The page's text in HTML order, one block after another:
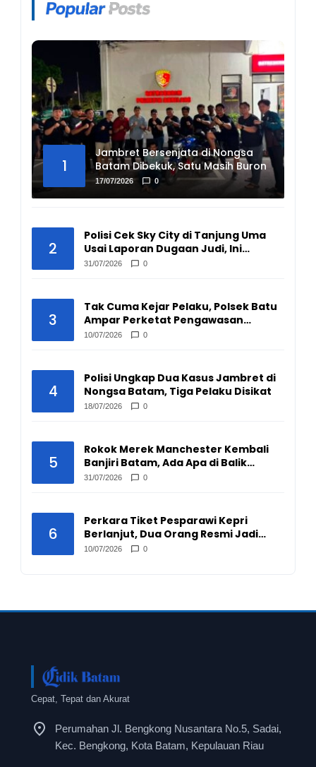
1
Jambret Bersenjata di Nongsa
Batam Dibekuk, Satu Masih Buron
17/07/2026 0
2
Polisi Cek Sky City di Tanjung Uma
Usai Laporan Dugaan Judi, Ini
Hasilnya
31/07/2026 0
3
Tak Cuma Kejar Pelaku, Polsek Batu
Ampar Perketat Pengawasan
Pengepul Barang Bekas
10/07/2026 0
4
Polisi Ungkap Dua Kasus Jambret di
Nongsa Batam, Tiga Pelaku Disikat
18/07/2026 0
5
Rokok Merek Manchester Kembali
Banjiri Batam, Ada Apa di Balik
Peredarannya?
31/07/2026 0
6
Perkara Tiket Pesparawi Kepri
Berlanjut, Dua Orang Resmi Jadi
Tersangka
10/07/2026 0
Cepat, Tepat dan Akurat
Perumahan Jl. Bengkong Nusantara No.5, Sadai,
Kec. Bengkong, Kota Batam, Kepulauan Riau